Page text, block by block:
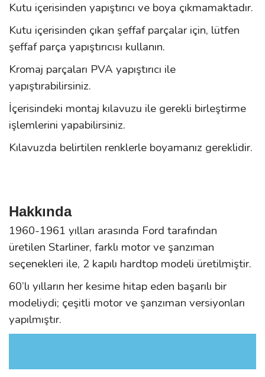
Kutu içerisinden yapıştırıcı ve boya çıkmamaktadır.
Kutu içerisinden çıkan şeffaf parçalar için, lütfen
şeffaf parça yapıştırıcısı kullanın.
Kromaj parçaları PVA yapıştırıcı ile
yapıştırabilirsiniz.
İçerisindeki montaj kılavuzu ile gerekli birleştirme
işlemlerini yapabilirsiniz.
Kılavuzda belirtilen renklerle boyamanız gereklidir.
Hakkında
1960-1961 yılları arasında Ford tarafından
üretilen Starliner, farklı motor ve şanzıman
seçenekleri ile, 2 kapılı hardtop modeli üretilmiştir.
60’lı yılların her kesime hitap eden başarılı bir
modeliydi; çeşitli motor ve şanzıman versiyonları
yapılmıştır.